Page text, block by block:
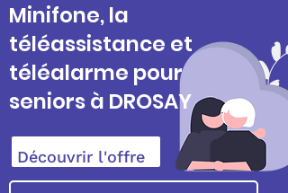
Minifone, la
téléassistance et
téléalarme pour
seniors à DROSAY
Découvrir l'offre